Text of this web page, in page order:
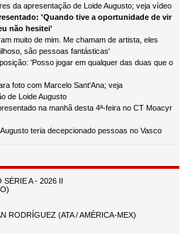
da apresentação de Loide Augusto; veja vídeo
'Quando tive a oportunidade de vir
não hesitei'
muito de mim. Me chamam de artista, eles
são pessoas fantásticas'
'Posso jogar em qualquer das duas que o
foto com Marcelo Sant'Ana; veja
de Loide Augusto
na manhã desta 4ª-feira no CT Moacyr
teria decepcionado pessoas no Vasco